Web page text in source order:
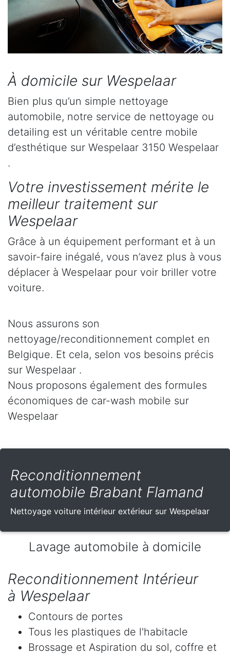
À domicile sur Wespelaar
Bien plus qu’un simple nettoyage
automobile, notre service de nettoyage ou
detailing est un véritable centre mobile
d’esthétique sur Wespelaar 3150 Wespelaar
.
Votre investissement mérite le
meilleur traitement sur
Wespelaar
Grâce à un équipement performant et à un
savoir-faire inégalé, vous n’avez plus à vous
déplacer à Wespelaar pour voir briller votre
voiture.
Nous assurons son
nettoyage/reconditionnement complet en
Belgique. Et cela, selon vos besoins précis
sur Wespelaar .
Nous proposons également des formules
économiques de car-wash mobile sur
Wespelaar
Reconditionnement
automobile Brabant Flamand
Nettoyage voiture intérieur extérieur sur Wespelaar
Lavage automobile à domicile
Reconditionnement Intérieur
à Wespelaar
Contours de portes
Tous les plastiques de l'habitacle
Brossage et Aspiration du sol, coffre et